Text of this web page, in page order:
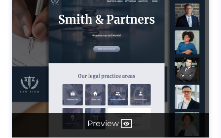
Preview